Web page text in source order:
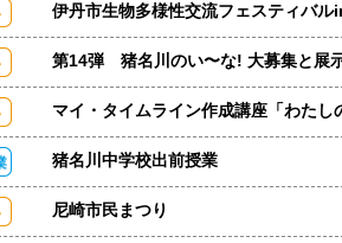
伊丹市生物多様性交流フェスティバル
第14弾 猪名川のい〜な! 大募集と展
マイ・タイムライン作成講座「わたし
猪名川中学校出前授業
尼崎市民まつり